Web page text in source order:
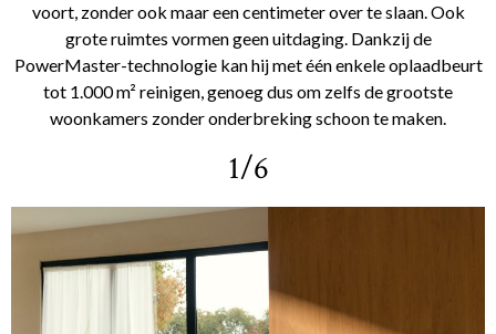
voort, zonder ook maar een centimeter over te slaan. Ook
grote ruimtes vormen geen uitdaging. Dankzij de
PowerMaster-technologie kan hij met één enkele oplaadbeurt
tot 1.000 m² reinigen, genoeg dus om zelfs de grootste
woonkamers zonder onderbreking schoon te maken.
1/6